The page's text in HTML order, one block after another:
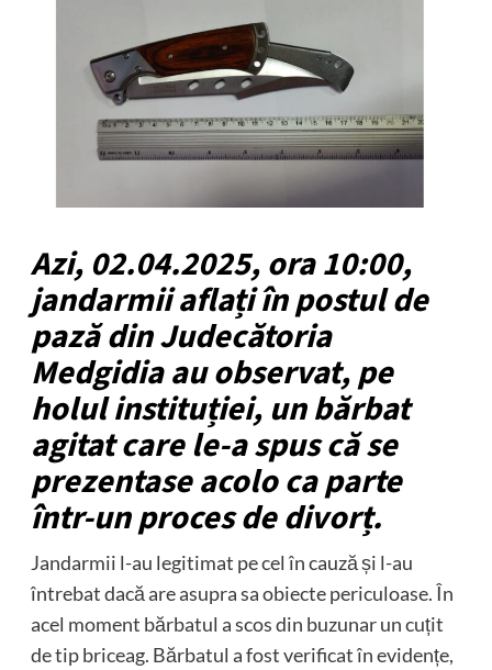
Azi, 02.04.2025, ora 10:00,
jandarmii aflați în postul de
pază din Judecătoria
Medgidia au observat, pe
holul instituției, un bărbat
agitat care le-a spus că se
prezentase acolo ca parte
într-un proces de divorț.
Jandarmii l-au legitimat pe cel în cauză și l-au
întrebat dacă are asupra sa obiecte periculoase. În
acel moment bărbatul a scos din buzunar un cuțit
de tip briceag. Bărbatul a fost verificat în evidențe,